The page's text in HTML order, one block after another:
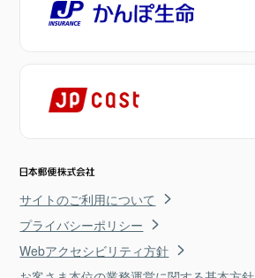
サイトのご利用について
プライバシーポリシー
Webアクセシビリティ方針